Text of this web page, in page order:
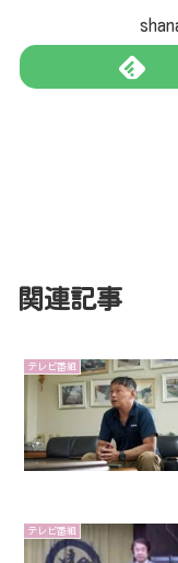
関連記事
テレビ番組
テレビ番組